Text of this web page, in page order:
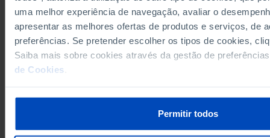
uma melhor experiência de navegação, avaliar o
apresentar as melhores ofertas de produtos e serviços, de
preferências. Se pretender escolher os tipos de cookies,
Saiba mais sobre cookies através da gestão de
de Cookies
Permitir todos
VER MAIS DADOS EXPORTAR